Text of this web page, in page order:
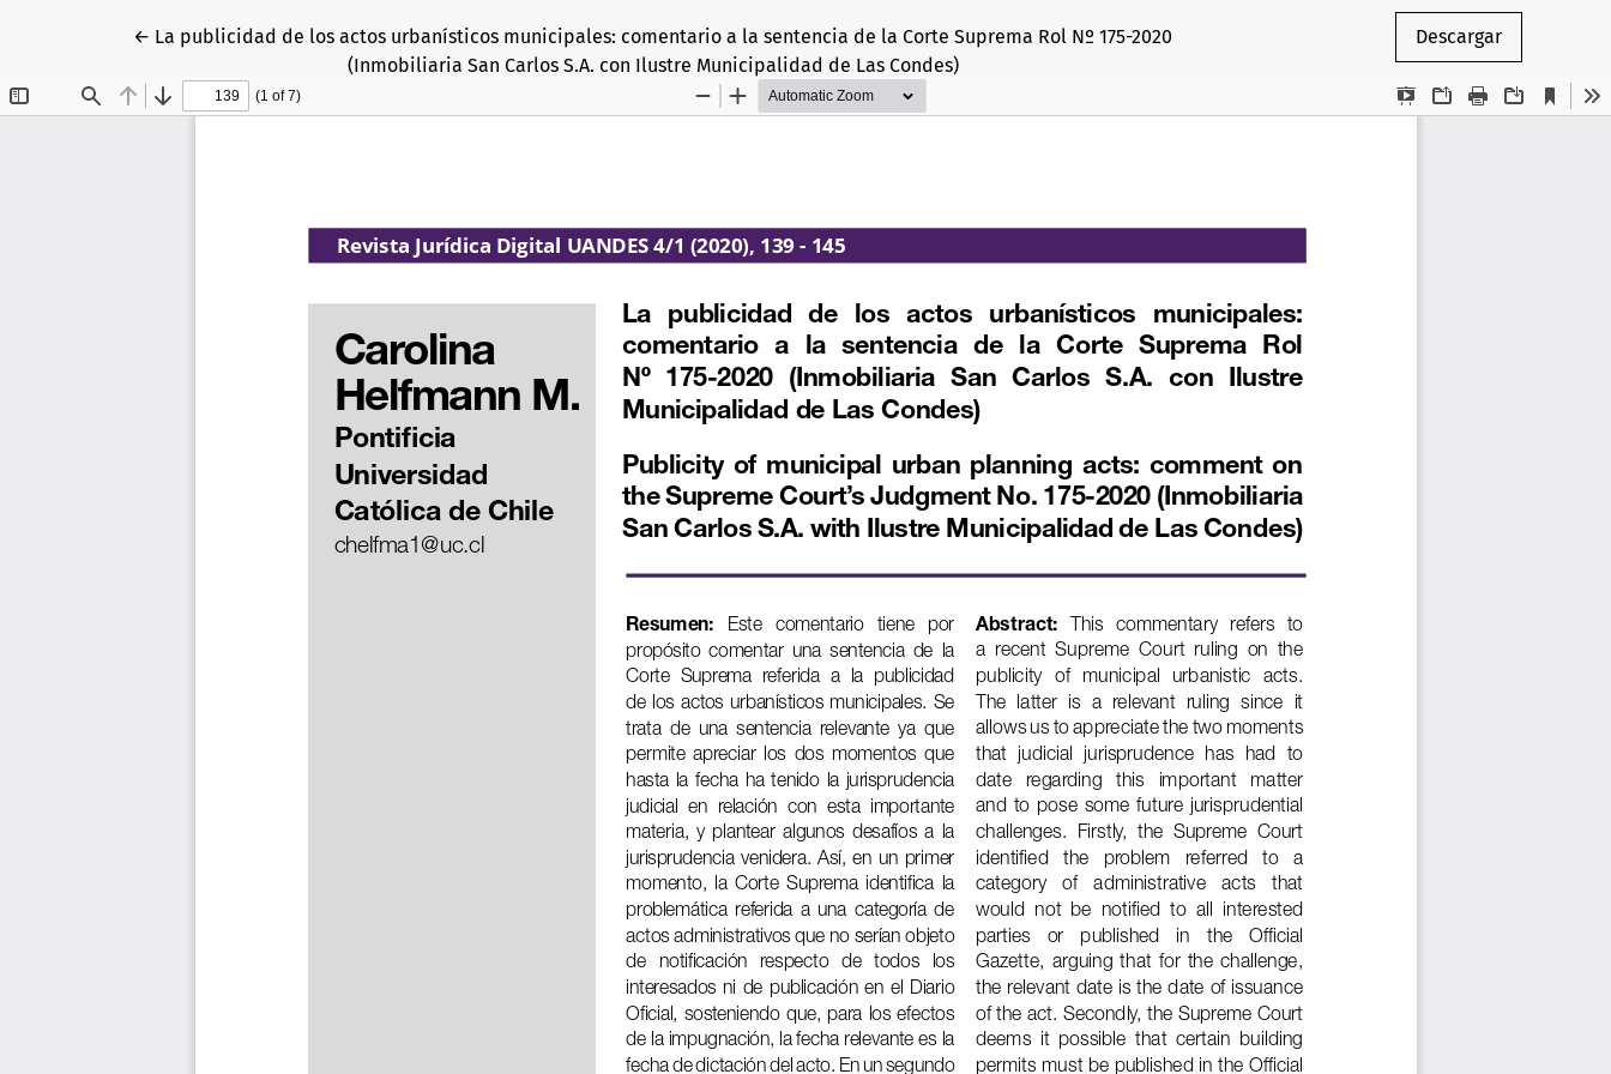
← Volver a los detalles del artículo
La publicidad de los actos urbanísticos municipales: comentario a la sentencia de la Corte Suprema Rol Nº 175-2020
(Inmobiliaria San Carlos S.A. con Ilustre Municipalidad de Las Condes)
Descargar